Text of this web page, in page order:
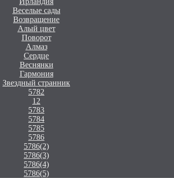
Веселые сады
Возвращение
Алый цвет
Поворот
Алмаз
Сердце
Веснянки
Гармония
Звездный странник
5782
12
5783
5784
5785
5786
5786(2)
5786(3)
5786(4)
5786(5)